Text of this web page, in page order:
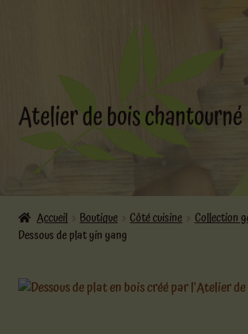
navigation
Accueil Boutique Côté cuisine
Collection
Dessous de plat yin yang